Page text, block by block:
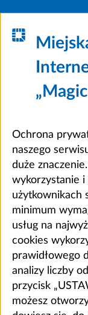
Ochrona
naszego
duże
wykorzystanie
użytkownikach
minimum
usług na
cookies
prawidłowego
analizy liczby
przycisk
możesz